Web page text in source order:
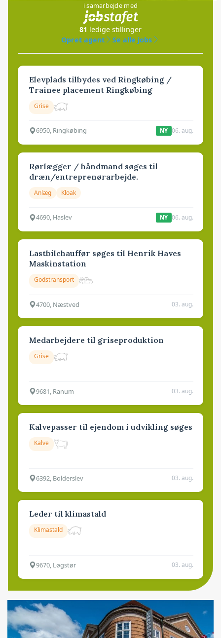
i samarbejde med
81 ledige stillinger
Opret agent
Se alle jobs
Elevplads tilbydes ved Ringkøbing /
Trainee placement Ringkøbing
Grise
6950, Ringkøbing NY 06. aug.
Rørlægger / håndmand søges til
dræn/entreprenørarbejde.
Anlæg Kloak
4690, Haslev NY 06. aug.
Lastbilchauffør søges til Henrik Haves
Maskinstation
Godstransport
4700, Næstved 03. aug.
Medarbejdere til griseproduktion
Grise
9681, Ranum 03. aug.
Kalvepasser til ejendom i udvikling søges
Kalve
6392, Bolderslev 03. aug.
Leder til klimastald
Klimastald
9670, Løgstør 03. aug.